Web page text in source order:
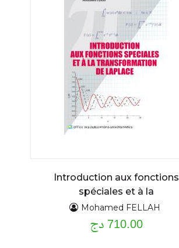
Introduction aux fonctions
spéciales et à la
transformation de laplace
Mohamed FELLAH
710.00 دج